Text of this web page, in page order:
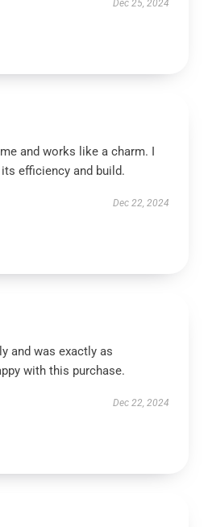
Dec 25, 2024
and works like a charm. I
efficiency and build.
Dec 22, 2024
and was exactly as
with this purchase.
Dec 22, 2024